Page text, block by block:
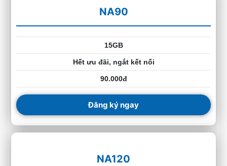
NA90
15GB
Hết ưu đãi, ngắt kết nối
90.000đ
Đăng ký ngay
NA120